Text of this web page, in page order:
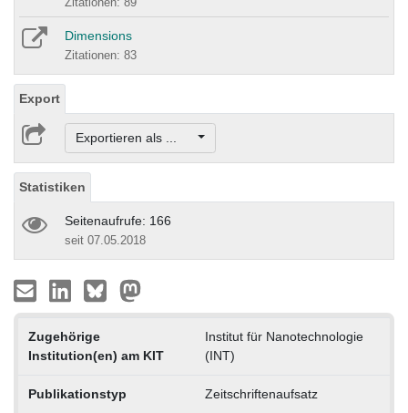
Dimensions
Zitationen: 83
Export
Exportieren als ...
Statistiken
Seitenaufrufe: 166
seit 07.05.2018
Zugehörige
Institution(en) am KIT
Institut für Nanotechnologie
(INT)
Publikationstyp Zeitschriftenaufsatz